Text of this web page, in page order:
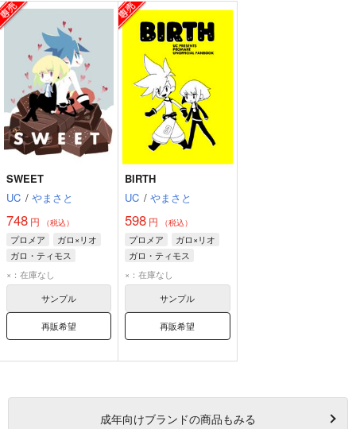
SWEET
UC / やまさと
748 円 （税込）
プロメア
ガロ×リオ
ガロ・ティモス
リオ・フォーティア
×：在庫なし
サンプル
再販希望
BIRTH
UC / やまさと
598 円 （税込）
プロメア
ガロ×リオ
ガロ・ティモス
リオ・フォーティア
×：在庫なし
サンプル
再販希望
成年向けブランドの商品もみる